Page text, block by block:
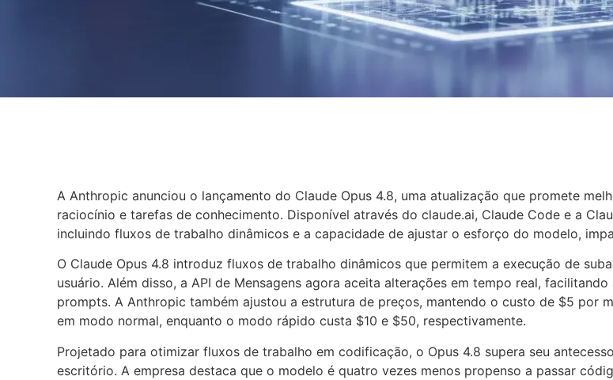
A Anthropic anunciou o lançamento do Claude Opus 4.8, uma atualização que promete
raciocínio e tarefas de conhecimento. Disponível através do claude.ai, Claude Code e a
incluindo fluxos de trabalho dinâmicos e a capacidade de ajustar o esforço do modelo,
O Claude Opus 4.8 introduz fluxos de trabalho dinâmicos que permitem a execução de
usuário. Além disso, a API de Mensagens agora aceita alterações em tempo real,
prompts. A Anthropic também ajustou a estrutura de preços, mantendo o custo de $5 por
em modo normal, enquanto o modo rápido custa $10 e $50, respectivamente.
Projetado para otimizar fluxos de trabalho em codificação, o Opus 4.8 supera seu
escritório. A empresa destaca que o modelo é quatro vezes menos propenso a passar